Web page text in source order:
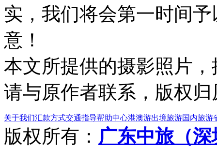
实，我们将会第一时间
意！
本文所提供的摄影照片
请与原作者联系，版权
关于我们汇款方式交通指导帮助中心港澳游出境旅游国内旅游
版权所有： 广东中旅（